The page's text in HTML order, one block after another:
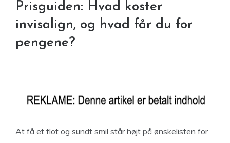
Prisguiden: Hvad koster
invisalign, og hvad får du for
pengene?
At få et flot og sundt smil står højt på ønskelisten for